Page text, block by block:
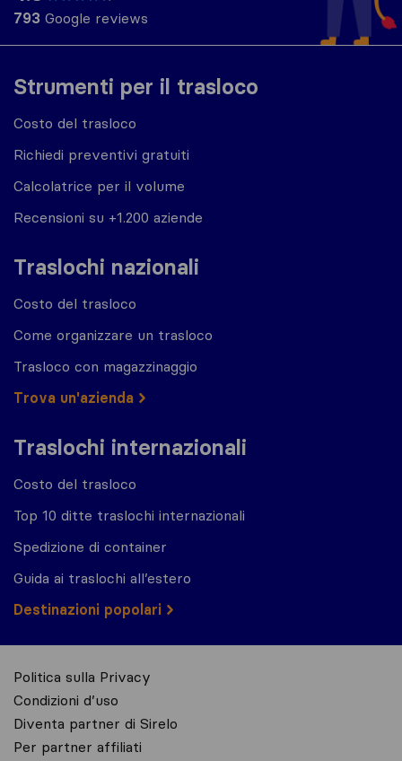
Strumenti per il trasloco
Costo del trasloco
Richiedi preventivi gratuiti
Calcolatrice per il volume
Recensioni su +1.200 aziende
Traslochi nazionali
Costo del trasloco
Come organizzare un trasloco
Trasloco con magazzinaggio
Trova un'azienda
Traslochi internazionali
Costo del trasloco
Top 10 ditte traslochi internazionali
Spedizione di container
Guida ai traslochi all’estero
Destinazioni popolari
793 Google reviews
Politica sulla Privacy
Condizioni d’uso
Diventa partner di Sirelo
Per partner affiliati